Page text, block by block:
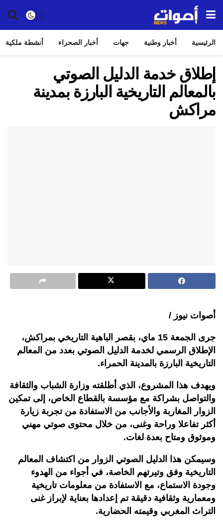
الرئيسية أخبار وطنية جهات أخبار الصحراء أنشطة ملكية
إطلاق خدمة الدليل الصوتي
بالمعالم التاريخية البارزة بمدينة
مراكش
أصوات نيوز /
جرى الجمعة 15 ماي، بقصر الباهية التاريخي بمراكش،
الإطلاق الرسمي لخدمة الدليل الصوتي بعدد من المعالم
التاريخية البارزة بالمدينة الحمراء.
ويهدف هذا المشروع، الذي أطلقته وزارة الشباب والثقافة
والتواصل بشراكة مع مؤسسة بالقطاع الخاص، إلى تمكين
الزوار المغاربة والأجانب من الاستفادة من تجربة زيارة
أكثر تفاعلا وراحة وغنى، من خلال محتوى صوتي مهني
وموثوق ومتاح بعدة لغات.
وسيمكن هذا الدليل الصوتي الزوار من اكتشاف المعالم
التاريخية وفق وتيرتهم الخاصة، في أجواء من الهدوء
وجودة الاستماع، مع الاستفادة من معلومات تاريخية
ومعمارية وثقافية دقيقة تم إعدادها بعناية لإبراز غنى
التراث المغربي وقيمته الحضارية.